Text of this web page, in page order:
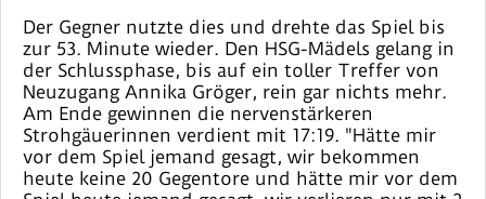
Der Gegner nutzte dies und drehte das Spiel bis
zur 53. Minute wieder. Den HSG-Mädels gelang in
der Schlussphase, bis auf ein toller Treffer von
Neuzugang Annika Gröger, rein gar nichts mehr.
Am Ende gewinnen die nervenstärkeren
Strohgäuerinnen verdient mit 17:19. "Hätte mir
vor dem Spiel jemand gesagt, wir bekommen
heute keine 20 Gegentore und hätte mir vor dem